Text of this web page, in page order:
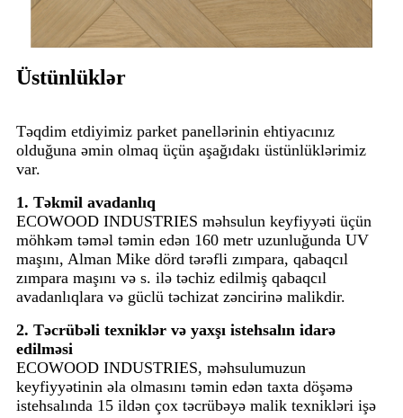
Üstünlüklər
Təqdim etdiyimiz parket panellərinin ehtiyacınız
olduğuna əmin olmaq üçün aşağıdakı üstünlüklərimiz
var.
1. Təkmil avadanlıq
ECOWOOD INDUSTRIES məhsulun keyfiyyəti üçün
möhkəm təməl təmin edən 160 metr uzunluğunda UV
maşını, Alman Mike dörd tərəfli zımpara, qabaqcıl
zımpara maşını və s. ilə təchiz edilmiş qabaqcıl
avadanlıqlara və güclü təchizat zəncirinə malikdir.
2. Təcrübəli texniklər və yaxşı istehsalın idarə
edilməsi
ECOWOOD INDUSTRIES, məhsulumuzun
keyfiyyətinin əla olmasını təmin edən taxta döşəmə
istehsalında 15 ildən çox təcrübəyə malik texnikləri işə